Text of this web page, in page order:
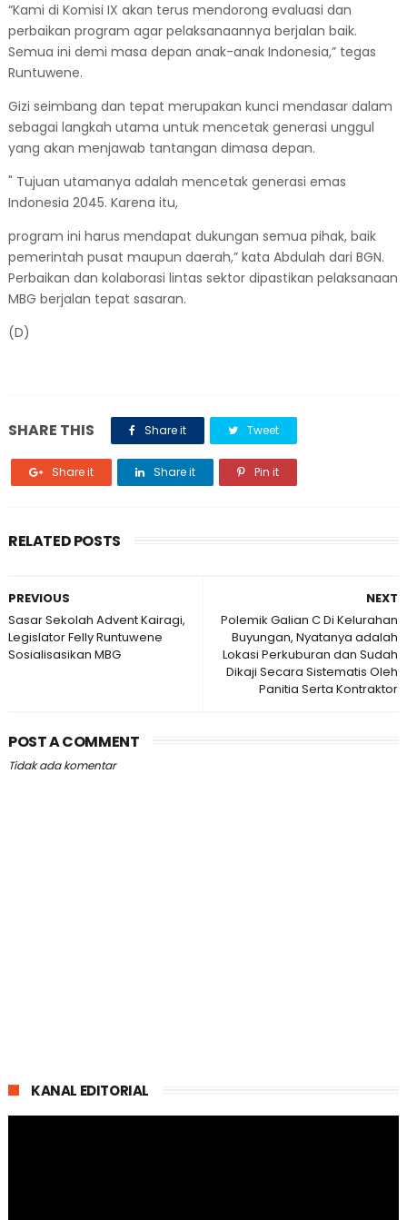
“Kami di Komisi IX akan terus mendorong evaluasi dan
perbaikan program agar pelaksanaannya berjalan baik.
Semua ini demi masa depan anak-anak Indonesia,” tegas
Runtuwene.
Gizi seimbang dan tepat merupakan kunci mendasar dalam
sebagai langkah utama untuk mencetak generasi unggul
yang akan menjawab tantangan dimasa depan.
" Tujuan utamanya adalah mencetak generasi emas
Indonesia 2045. Karena itu,
program ini harus mendapat dukungan semua pihak, baik
pemerintah pusat maupun daerah,” kata Abdulah dari BGN.
Perbaikan dan kolaborasi lintas sektor dipastikan pelaksanaan
MBG berjalan tepat sasaran.
(D)
SHARE THIS Share it Tweet
Share it Share it Pin it
RELATED POSTS
NEXT
Polemik Galian C Di Kelurahan
Buyungan, Nyatanya adalah
Lokasi Perkuburan dan Sudah
Dikaji Secara Sistematis Oleh
Panitia Serta Kontraktor
PREVIOUS
Sasar Sekolah Advent Kairagi,
Legislator Felly Runtuwene
Sosialisasikan MBG
POST A COMMENT
Tidak ada komentar
KANAL EDITORIAL